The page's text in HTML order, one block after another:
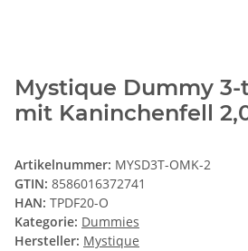
Mystique Dummy
mit Kaninchenfell
Artikelnummer: MYSD3T-OMK-2
GTIN: 8586016372741
HAN: TPDF20-O
Kategorie: Dummies
Hersteller: Mystique